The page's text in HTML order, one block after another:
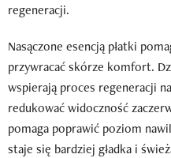
regeneracji.
Nasączone esencją płatki
przywracać skórze komfort.
wspierają proces regeneracji
redukować widoczność
pomaga poprawić poziom
staje się bardziej gładka i